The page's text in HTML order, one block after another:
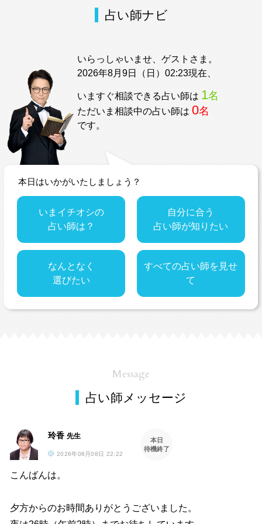
占い師ナビ
いらっしゃいませ、ゲストさま。
2026年8月9日（日）02:23現在、
いますぐ相談できる占い師は 1名
ただいま相談中の占い師は 0名
です。
本日はいかがいたしましょう？
いまイチオシの
占い師は？
自分に合う
占い師が知りたい
なんとなく
選びたい
すべての占い師を見せ
て
Message
占い師メッセージ
玲香 先生
2026年08月08日 22:22
本日
待機終了
こんばんは。
夕方からのお時間ありがとうございました。